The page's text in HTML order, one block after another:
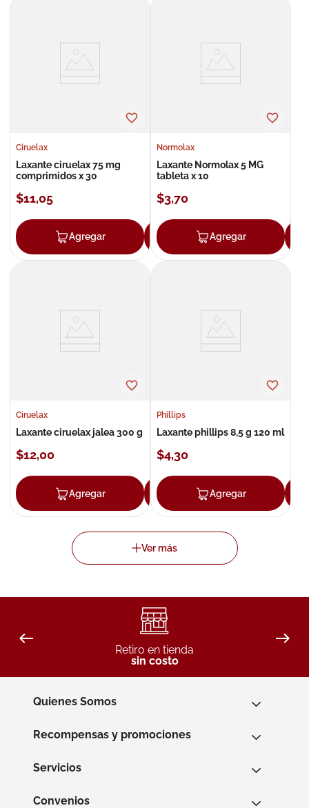
Ciruelax
Laxante ciruelax 75 mg
comprimidos x 30
$11,05
Agregar Agregar
Normolax
Laxante Normolax 5 MG
tableta x 10
$3,70
Agregar
Ciruelax
Laxante ciruelax jalea 300 g
$12,00
Agregar Agregar
Phillips
Laxante phillips 8,5 g 120 ml
$4,30
Agregar
Retiro en tienda
sin costo
Quienes Somos
Recompensas y promociones
Servicios
Convenios